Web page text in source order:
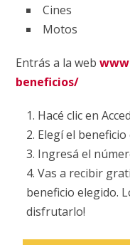
Cines
Motos
Entrás a la web
beneficios/
Hacé clic en
Elegí el
Ingresá el
Vas a recibir
beneficio elegido.
disfrutarlo!